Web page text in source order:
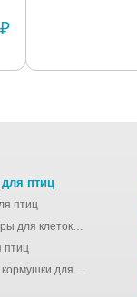
птиц
птиц
Аксессуары для клеток для птиц
птиц
Уличные кормушки для птиц